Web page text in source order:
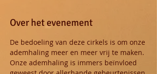
Over het evenement
De bedoeling van deze cirkels is om onze
ademhaling meer en meer vrij te maken.
Onze ademhaling is immers beïnvloed